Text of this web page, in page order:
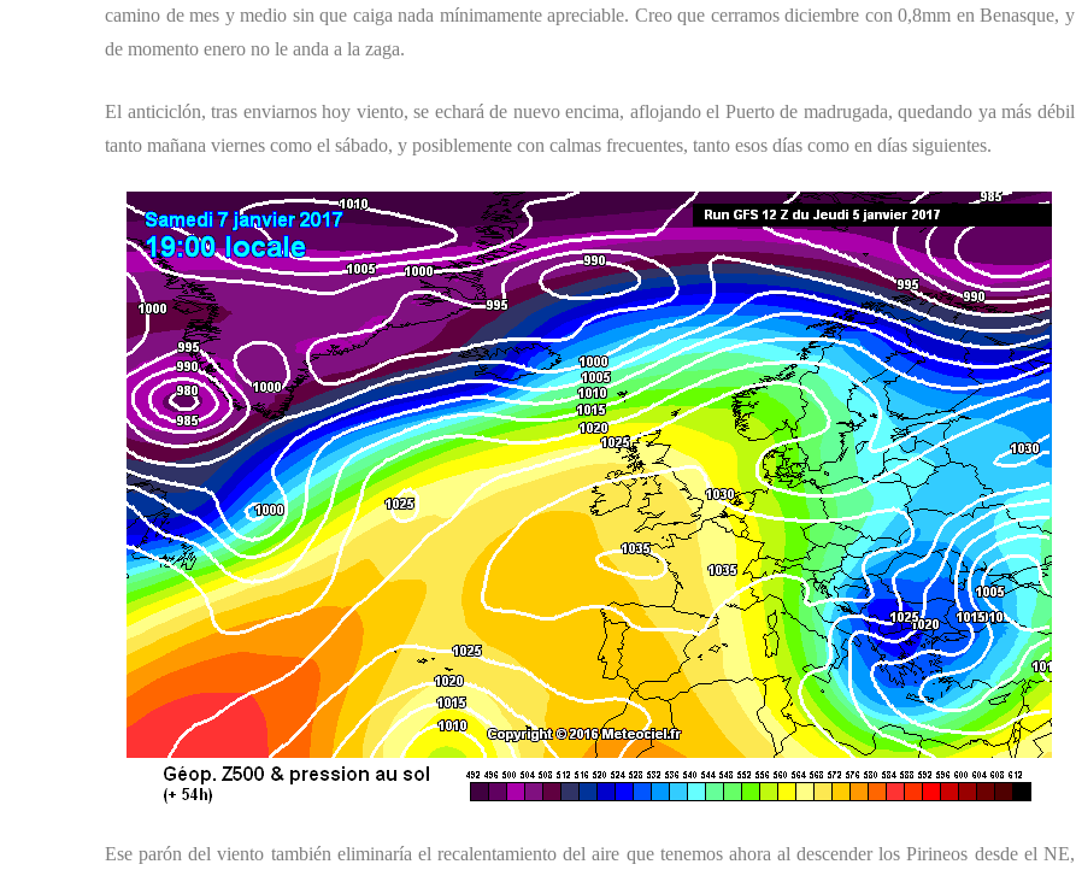
camino de mes y medio sin que caiga nada mínimamente apreciable. Creo que cerramos diciembre con 0,8mm en Benasque, y
de momento enero no le anda a la zaga.
El anticiclón, tras enviarnos hoy viento, se echará de nuevo encima, aflojando el Puerto de madrugada, quedando ya más débil
tanto mañana viernes como el sábado, y posiblemente con calmas frecuentes, tanto esos días como en días siguientes.
Ese parón del viento también eliminaría el recalentamiento del aire que tenemos ahora al descender los Pirineos desde el NE,